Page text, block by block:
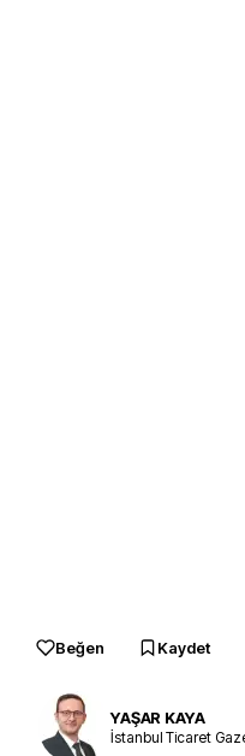
Beğen Kaydet
YAŞAR KAYA
İstanbul Ticaret